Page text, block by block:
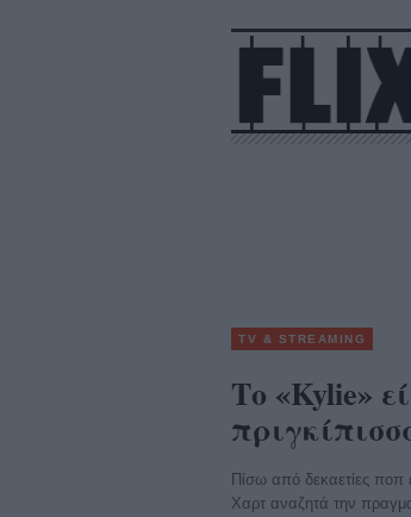
TV & STREAMING
Το «Kylie»
Πίσω από δεκαετίες ποπ
Χαρτ αναζητά την